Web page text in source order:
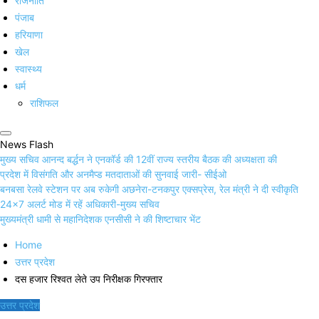
पंजाब
हरियाणा
खेल
स्वास्थ्य
धर्म
राशिफल
News Flash
मुख्य सचिव आनन्द बर्द्धन ने एनकॉर्ड की 12वीं राज्य स्तरीय बैठक की अध्यक्षता की
प्रदेश में विसंगति और अनमैप्ड मतदाताओं की सुनवाई जारी- सीईओ
बनबसा रेलवे स्टेशन पर अब रुकेगी अछनेरा-टनकपुर एक्सप्रेस, रेल मंत्री ने दी स्वीकृति
24×7 अलर्ट मोड में रहें अधिकारी-मुख्य सचिव
मुख्यमंत्री धामी से महानिदेशक एनसीसी ने की शिष्टाचार भेंट
Home
उत्तर प्रदेश
दस हजार रिश्वत लेते उप निरीक्षक गिरफ्तार
उत्तर प्रदेश